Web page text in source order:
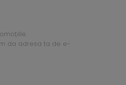
da adresa ta de e-